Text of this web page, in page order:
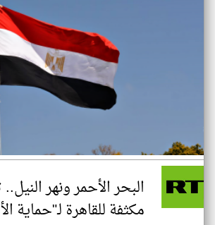
البحر الأحمر ونهر
مكثفة للقاهرة لـ"حماية